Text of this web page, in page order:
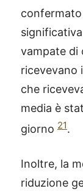
vampate di
ricevevano
che
media è
giorno 21.
Inoltre, la
riduzione